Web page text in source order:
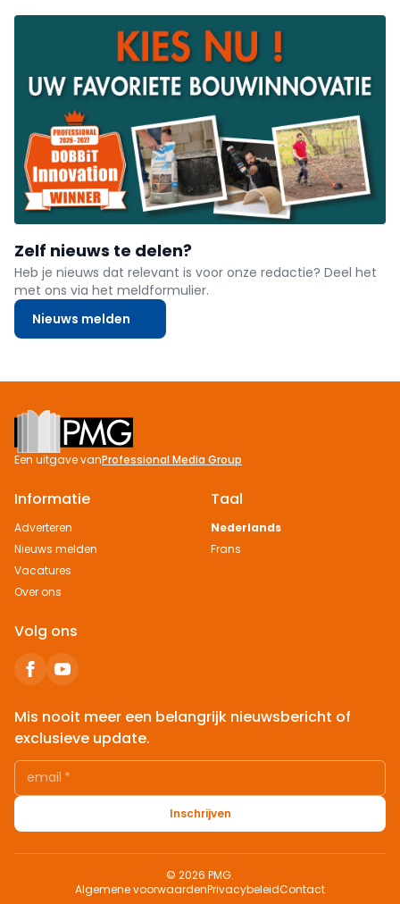
Zelf nieuws te delen?
Heb je nieuws dat relevant is voor onze redactie? Deel het
met ons via het meldformulier.
Nieuws melden
Footer
Een uitgave vanProfessional Media Group
Informatie
Adverteren
Nieuws melden
Vacatures
Over ons
Taal
Nederlands
Frans
Volg ons
Mis nooit meer een belangrijk nieuwsbericht of
exclusieve update.
email *
Inschrijven
© 2026 PMG.
Algemene voorwaardenPrivacybeleidContact